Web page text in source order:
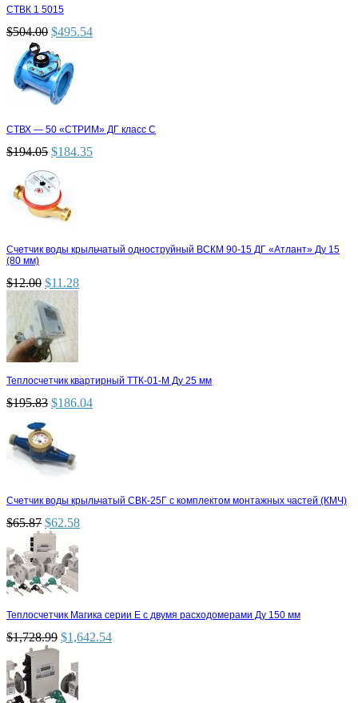
СТВК 1 5015
$504.00 $495.54
СТВХ — 50 «СТРИМ» ДГ класс С
$194.05 $184.35
Счетчик воды крыльчатый одноструйный ВСКМ 90-15 ДГ «Атлант» Ду 15
(80 мм)
$12.00 $11.28
Теплосчетчик квартирный ТТК-01-М Ду 25 мм
$195.83 $186.04
Счетчик воды крыльчатый СВК-25Г с комплектом монтажных частей (КМЧ)
$65.87 $62.58
Теплосчетчик Магика серии Е с двумя расходомерами Ду 150 мм
$1,728.99 $1,642.54